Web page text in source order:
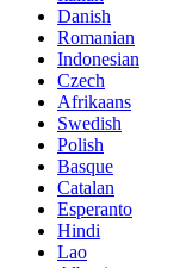
Danish
Romanian
Indonesian
Czech
Afrikaans
Swedish
Polish
Basque
Catalan
Esperanto
Hindi
Lao